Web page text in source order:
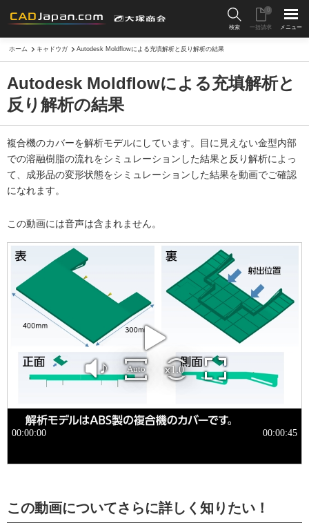
検索 一括請求
0
メニュー
ホーム キャドウガ Autodesk Moldflowによる充填解析と反り解析の結果
Autodesk Moldflowによる充填解析と
反り解析の結果
複合機のカバーを解析モデルにしています。目に見えない金型内部
での溶融樹脂の流れをシミュレーションした結果と反り解析によっ
て、成形品の変形状態をシミュレーションした結果を動画でご確認
になれます。
この動画には音声は含まれません。
この動画についてさらに詳しく知りたい！